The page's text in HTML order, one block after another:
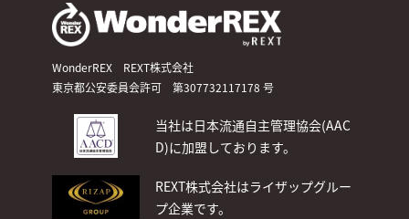
WonderREX REXT株式会社
東京都公安委員会許可 第307732117178 号
当社は日本流通自主管理協会(AAC
D)に加盟しております。
REXT株式会社はライザップグルー
プ企業です。